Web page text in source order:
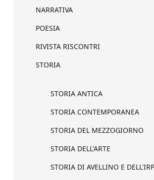
NARRATIVA
POESIA
RIVISTA RISCONTRI
STORIA
STORIA ANTICA
STORIA CONTEMPORANEA
STORIA DEL MEZZOGIORNO
STORIA DELL'ARTE
STORIA DI AVELLINO E